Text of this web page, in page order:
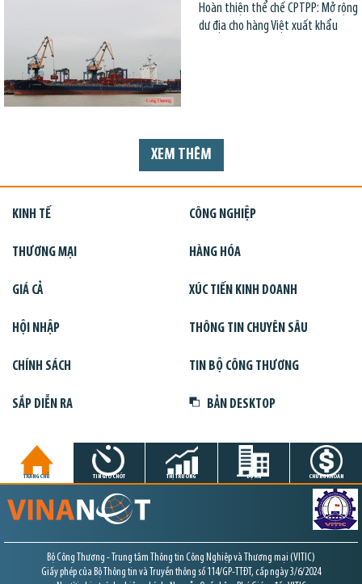
Hoàn thiện thể chế CPTPP: Mở rộng
dư địa cho hàng Việt xuất khẩu
XEM THÊM
KINH TẾ CÔNG NGHIỆP
THƯƠNG MẠI HÀNG HÓA
GIÁ CẢ XÚC TIẾN KINH DOANH
HỘI NHẬP THÔNG TIN CHUYÊN SÂU
CHÍNH SÁCH TIN BỘ CÔNG THƯƠNG
SẮP DIỄN RA BẢN DESKTOP
TRANG CHỦ TIN GIỜ CHÓT THỊ TRƯỜNG DỰ ÁN CHỨNG KHOÁN
Bộ Công Thương - Trung tâm Thông tin Công Nghiệp và Thương mại (VITIC)
Giấy phép của Bộ Thông tin và Truyền thông số 114/GP-TTĐT, cấp ngày 3/6/2024